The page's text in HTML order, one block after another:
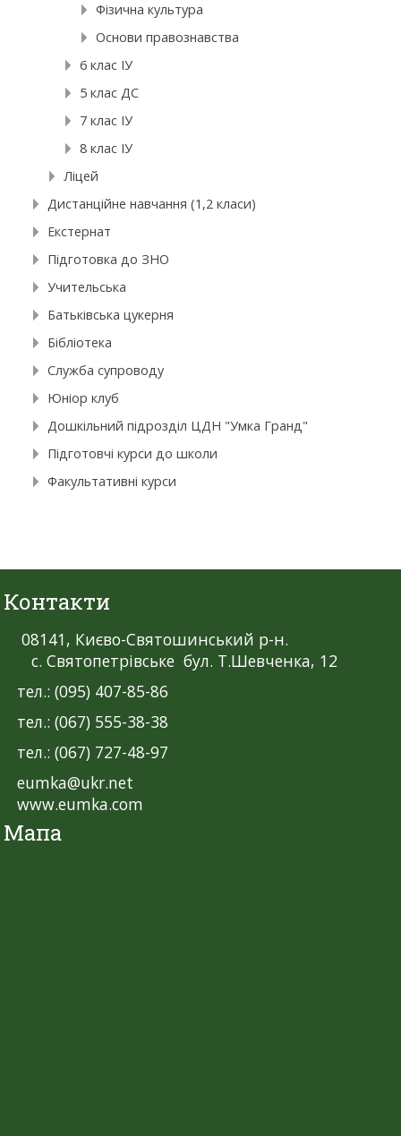
Фізична культура
Основи правознавства
6 клас ІУ
5 клас ДС
7 клас ІУ
8 клас ІУ
Ліцей
Дистанційне навчання (1,2 класи)
Екстернат
Підготовка до ЗНО
Учительська
Батьківська цукерня
Бібліотека
Служба супроводу
Юніор клуб
Дошкільний підрозділ ЦДН "Умка Гранд"
Підготовчі курси до школи
Факультативні курси
Контакти
08141, Києво-Святошинський р-н.
с. Святопетрівське бул. Т.Шевченка, 12
тел.: (095) 407-85-86
тел.: (067) 555-38-38
тел.: (067) 727-48-97
eumka@ukr.net
www.eumka.com
Мапа